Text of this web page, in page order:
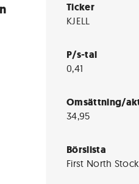
Ticker
KJELL
P/s-tal
0,41
Omsättning/
34,95
Börslista
First North